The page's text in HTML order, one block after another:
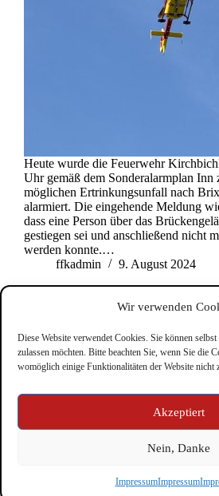
Wir verwenden
Diese Website verwendet Cookies. Sie können
zulassen möchten. Bitte beachten Sie, wenn Sie die
womöglich einige Funktionalitäten der Website nicht
Akzeptiert
Nein, Danke
ImpressumImpressum
Heute wurde die Feuerwehr
Uhr gemäß dem Sonderalarmplan Inn
möglichen Ertrinkungsunfall nach
alarmiert. Die eingehende Meldung
dass eine Person über das
gestiegen sei und anschließend nicht
werden konnte.…
ffkadmin
9. August 2024
Copyright © Feuerwehr Kirchbichl 2026 -